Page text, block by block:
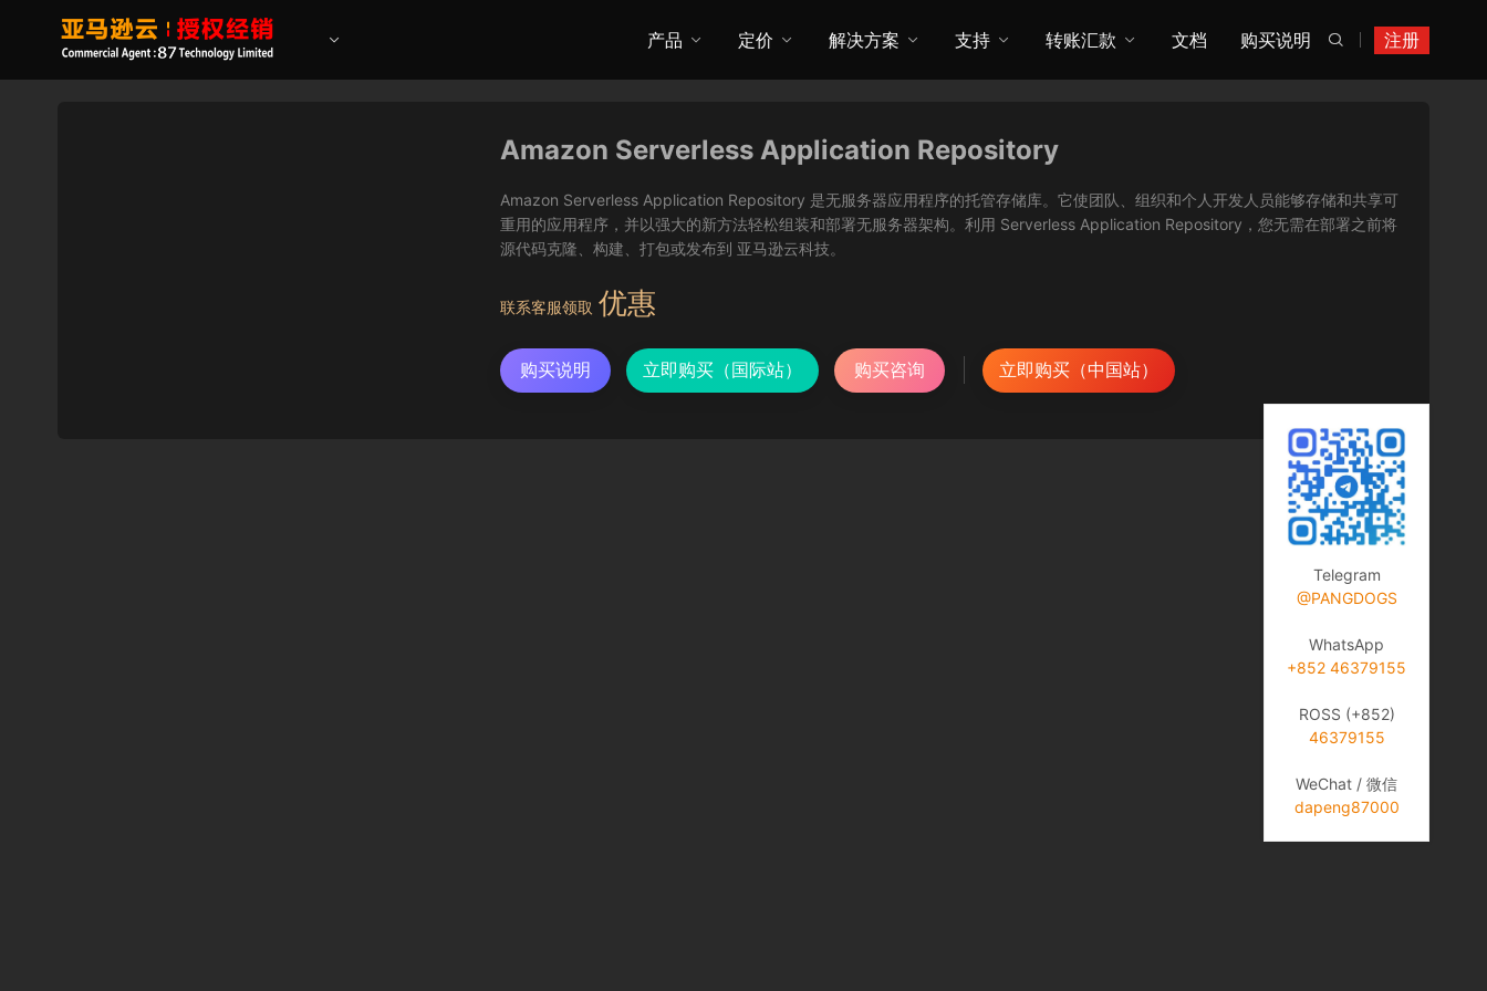
注册

产品 定价 解决方案 支持 转账汇款 文档 购买说明
Amazon Serverless Application Repository
Amazon Serverless Application Repository 是无服务器应用程序的托管存储库。它使团队、组织和个人开发人员能够存储和共享可
重用的应用程序，并以强大的新方法轻松组装和部署无服务器架构。利用 Serverless Application Repository，您无需在部署之前将
源代码克隆、构建、打包或发布到 亚马逊云科技。
联系客服领取 优惠
购买说明 立即购买（国际站） 购买咨询 立即购买（中国站）
Telegram
@PANGDOGS
WhatsApp
+852 46379155
ROSS (+852)
46379155
WeChat / 微信
dapeng87000